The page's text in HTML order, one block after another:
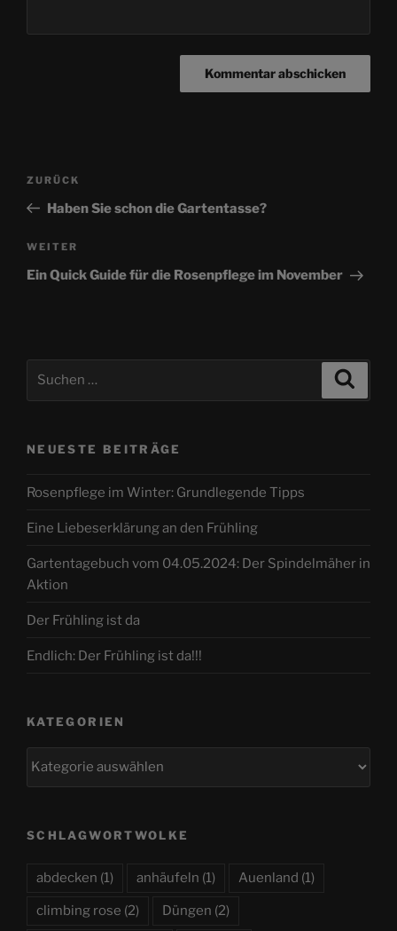
Beitragsnavigation
Vorheriger
Beitrag
ZURÜCK
Haben Sie schon die Gartentasse?
Nächster
Beitrag
WEITER
Ein Quick Guide für die Rosenpflege im November
NEUESTE BEITRÄGE
Rosenpflege im Winter: Grundlegende Tipps
Eine Liebeserklärung an den Frühling
Gartentagebuch vom 04.05.2024: Der Spindelmäher in
Aktion
Der Frühling ist da
Endlich: Der Frühling ist da!!!
KATEGORIEN
SCHLAGWORTWOLKE
abdecken (1) anhäufeln (1) Auenland (1)
climbing rose (2) Düngen (2)